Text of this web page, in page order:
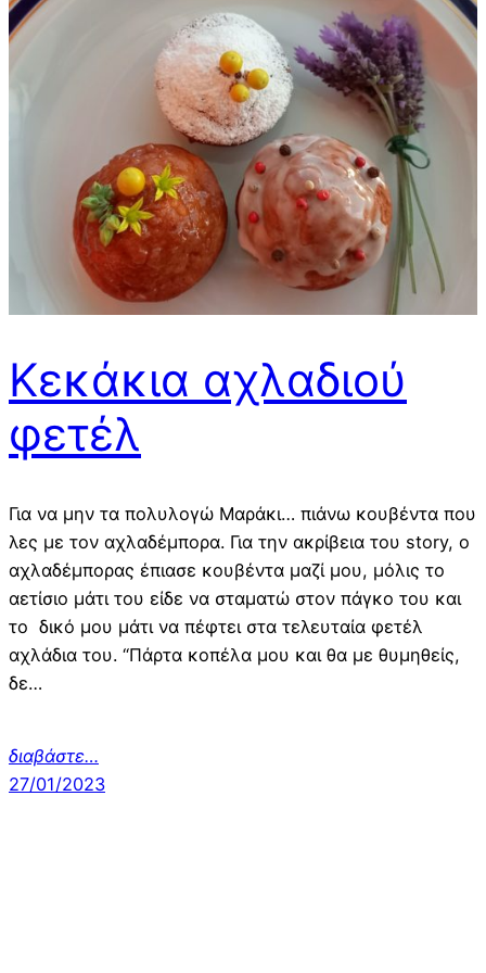
Κεκάκια αχλαδιού
φετέλ
Για να μην τα πολυλογώ Μαράκι… πιάνω κουβέντα που
λες με τον αχλαδέμπορα. Για την ακρίβεια του story, ο
αχλαδέμπορας έπιασε κουβέντα μαζί μου, μόλις το
αετίσιο μάτι του είδε να σταματώ στον πάγκο του και
το δικό μου μάτι να πέφτει στα τελευταία φετέλ
αχλάδια του. “Πάρτα κοπέλα μου και θα με θυμηθείς,
δε…
διαβάστε…
27/01/2023